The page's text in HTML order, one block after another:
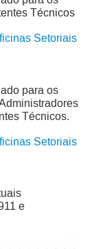
Técnicos
Setoriais
para os
Técnicos.
Setoriais
e